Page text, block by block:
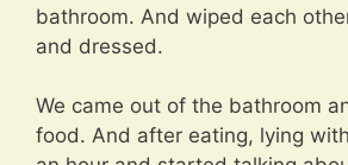
bathroom. And wiped each
and dressed.
We came out of the bathroom
food. And after eating, lying